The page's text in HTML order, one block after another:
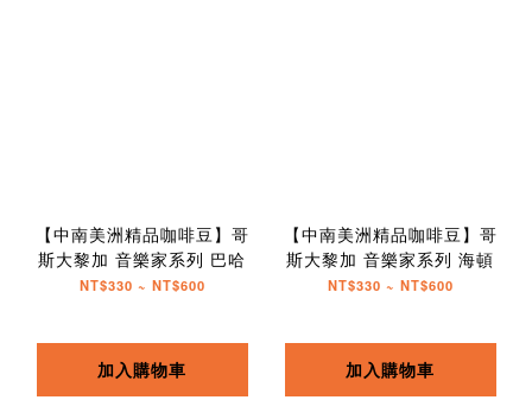
【中南美洲精品咖啡豆】哥
斯大黎加 音樂家系列 巴哈
NT$330 ~ NT$600
加入購物車
【中南美洲精品咖啡豆】哥
斯大黎加 音樂家系列 海頓
NT$330 ~ NT$600
加入購物車